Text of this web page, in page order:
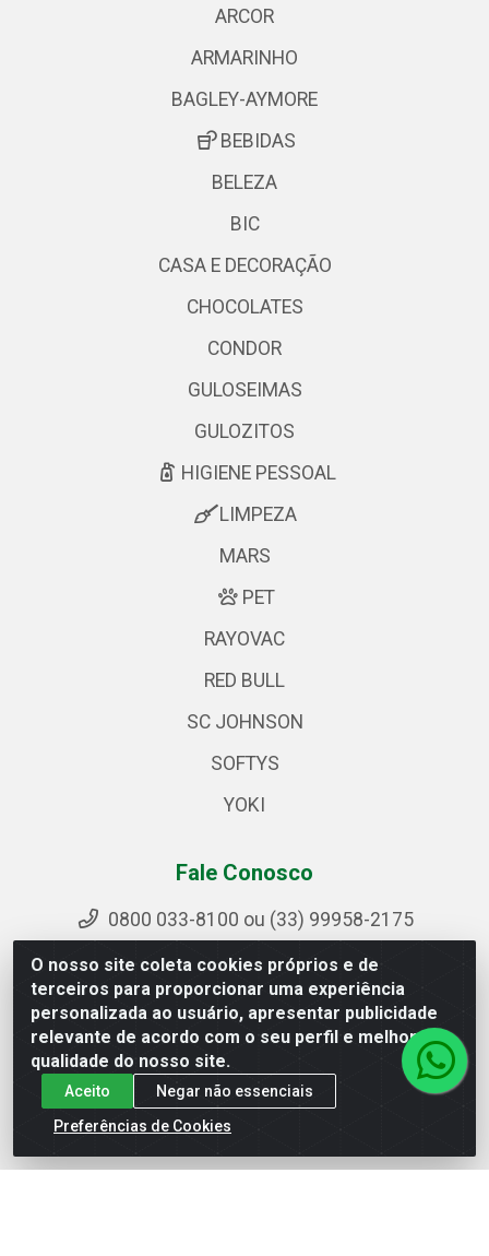
O nosso site coleta cookies próprios e de
terceiros para proporcionar uma experiência
personalizada ao usuário, apresentar publicidade
relevante de acordo com o seu perfil e melhorar a
qualidade do nosso site.
Aceito
Negar não essenciais
Preferências de Cookies
ARCOR
ARMARINHO
BAGLEY-AYMORE
BEBIDAS
BELEZA
BIC
CASA E DECORAÇÃO
CHOCOLATES
CONDOR
GULOSEIMAS
GULOZITOS
HIGIENE PESSOAL
LIMPEZA
MARS
PET
RAYOVAC
RED BULL
SC JOHNSON
SOFTYS
YOKI
Fale Conosco
0800 033-8100 ou (33) 99958-2175
sac@ipirangamg.com.br
Acompanhe nossas publicações
Ipiranga Distribuição LTDA - Avenida Doutor Jorge
Hannas, 101 - Ponte da Aldeia - Manhuaçu / MG - CEP
36906-440 - CNPJ 25.310.749/0001-66